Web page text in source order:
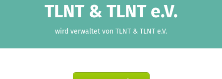
TLNT & TLNT e.V.
wird verwaltet von TLNT & TLNT e.V.